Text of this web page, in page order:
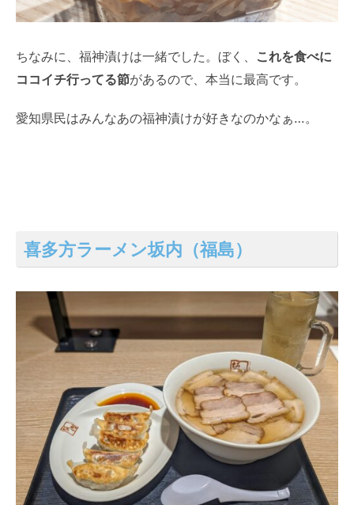
ちなみに、福神漬けは一緒でした。ぼく、 これを食べに
ココイチ行ってる節があるので、本当に最高です。
愛知県民はみんなあの福神漬けが好きなのかなぁ…。
喜多方ラーメン坂内（福島）